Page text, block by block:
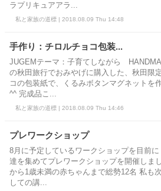
ラプリキュアアラ...
私と家族の道標 | 2018.08.09 Thu 14:48
手作り：チロルチョコ包装...
JUGEMテーマ：子育てしながら
の秋田旅行でおみやげに購入した、秋田限
コの包装紙で、くるみボタンマグネットを
^^ 完成品こ...
私と家族の道標 | 2018.08.09 Thu 14:46
プレワークショップ
8月に予定しているワークショップを目前
達を集めてプレワークショップを開催しま
から1歳未満の赤ちゃんまで総勢12名 私も
しての講...